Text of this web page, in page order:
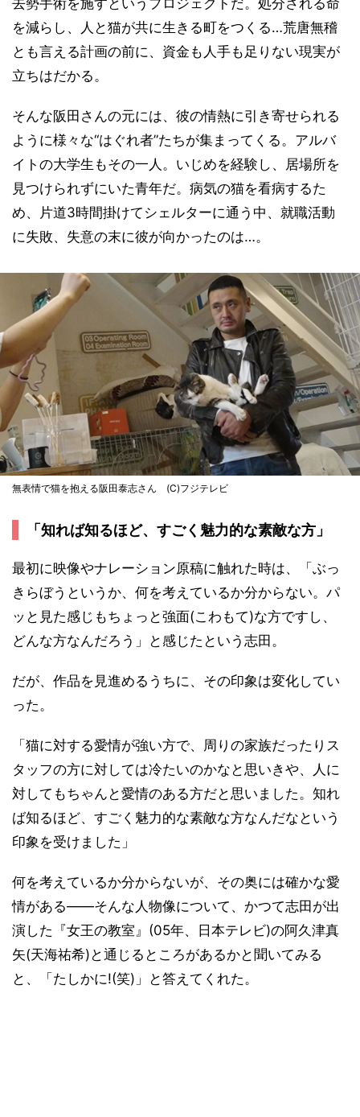
去勢手術を施すというプロジェクトだ。処分される命
を減らし、人と猫が共に生きる町をつくる…荒唐無稽
とも言える計画の前に、資金も人手も足りない現実が
立ちはだかる。
そんな阪田さんの元には、彼の情熱に引き寄せられる
ように様々な“はぐれ者”たちが集まってくる。アルバ
イトの大学生もその一人。いじめを経験し、居場所を
見つけられずにいた青年だ。病気の猫を看病するた
め、片道3時間掛けてシェルターに通う中、就職活動
に失敗、失意の末に彼が向かったのは…。
無表情で猫を抱える阪田泰志さん (C)フジテレビ
「知れば知るほど、すごく魅力的な素敵な方」
最初に映像やナレーション原稿に触れた時は、「ぶっ
きらぼうというか、何を考えているか分からない。パ
ッと見た感じもちょっと強面(こわもて)な方ですし、
どんな方なんだろう」と感じたという志田。
だが、作品を見進めるうちに、その印象は変化してい
った。
「猫に対する愛情が強い方で、周りの家族だったりス
タッフの方に対しては冷たいのかなと思いきや、人に
対してもちゃんと愛情のある方だと思いました。知れ
ば知るほど、すごく魅力的な素敵な方なんだなという
印象を受けました」
何を考えているか分からないが、その奥には確かな愛
情がある――そんな人物像について、かつて志田が出
演した『女王の教室』(05年、日本テレビ)の阿久津真
矢(天海祐希)と通じるところがあるかと聞いてみる
と、「たしかに!(笑)」と答えてくれた。